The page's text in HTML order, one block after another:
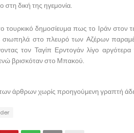
στη δική της ηγεμονία.
τουρκικό δημοσίευμα πως το Ιράν στον
στο πλευρό των Αζέρων
τον Ταγίπ Ερντογάν λίγο
βρισκόταν στο Μπακού.
άρθρων χωρίς προηγούμενη γραπτή